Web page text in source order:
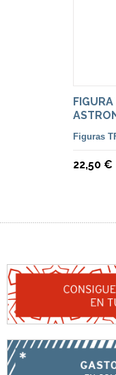
22,50 €